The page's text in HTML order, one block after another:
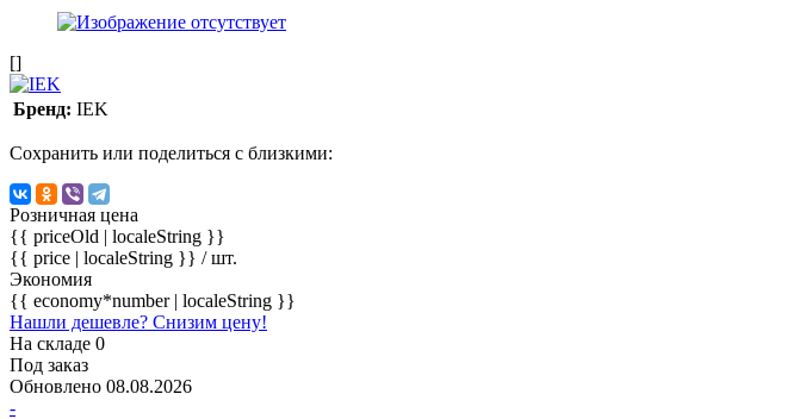
[]
Бренд: IEK
Сохранить или поделиться с близкими:
Розничная цена
{{ priceOld | localeString }}
{{ price | localeString }} / шт.
Экономия
{{ economy*number | localeString }}
Нашли дешевле? Снизим цену!
На складе 0
Под заказ
Обновлено 08.08.2026
-